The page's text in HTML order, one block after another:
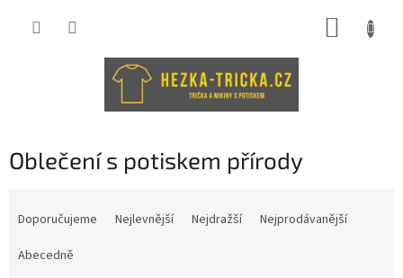
Oblečení s potiskem přírody
Doporučujeme Nejlevnější Nejdražší
Nejprodávanější
Abecedně